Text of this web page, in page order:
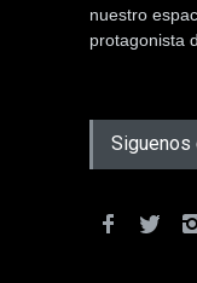
nuestro
protagonista
Siguenos